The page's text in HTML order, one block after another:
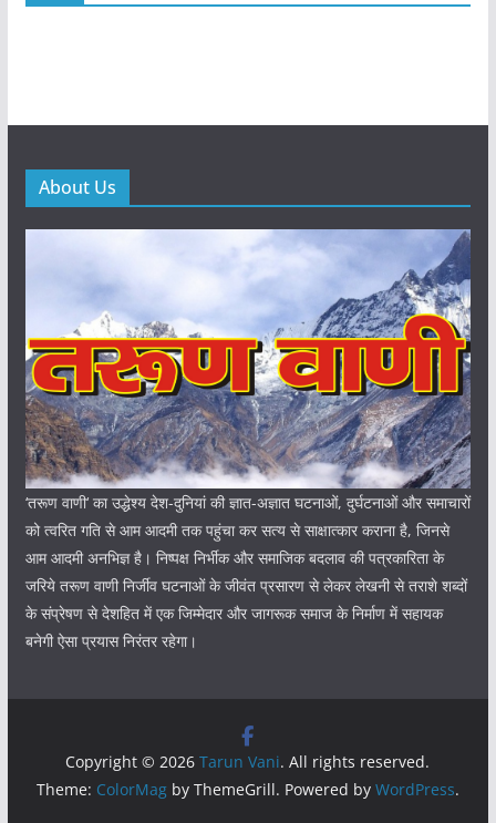
About Us
‘तरूण वाणी‘ का उद्धेश्य देश-दुनियां की ज्ञात-अज्ञात घटनाओं, दुर्घटनाओं और समाचारों
को त्वरित गति से आम आदमी तक पहुंचा कर सत्य से साक्षात्कार कराना है, जिनसे
आम आदमी अनभिज्ञ है। निष्पक्ष निर्भीक और समाजिक बदलाव की पत्रकारिता के
जरिये तरूण वाणी निर्जीव घटनाओं के जीवंत प्रसारण से लेकर लेखनी से तराशे शब्दों
के संप्रेषण से देशहित में एक जिम्मेदार और जागरूक समाज के निर्माण में सहायक
बनेगी ऐसा प्रयास निरंतर रहेगा।
Copyright © 2026Tarun Vani. All rights reserved.
Theme: ColorMagby ThemeGrill. Powered by WordPress.